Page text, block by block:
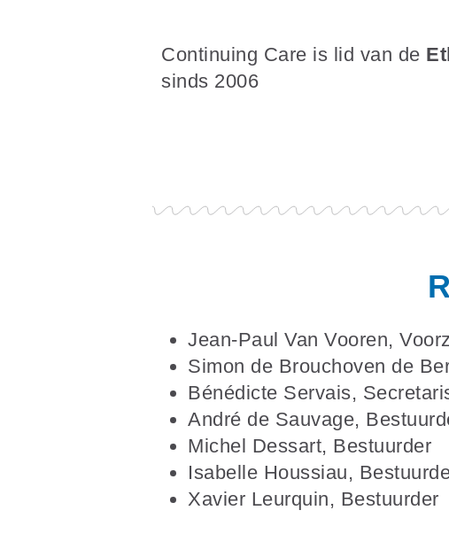
Continuing Care is lid van de
sinds 2006
Jean-Paul Van Vooren,
Simon de Brouchoven de
Bénédicte Servais,
André de Sauvage,
Michel Dessart, Bestuurder
Isabelle Houssiau,
Xavier Leurquin, Bestuurder